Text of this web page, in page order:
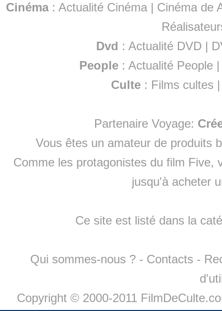
Cinéma: Actualité Cinéma | Cinéma de
Dvd : Actualité DVD |
People :Actualité People
Culte : Films cultes
Partenaire Voyage:
Vous êtes un amateur de produits
Comme les protagonistes du film Five,
jusqu'à acheter
Ce site est listé dans la
Qui sommes-nous ? - Contacts -
Copyright © 2000-2011